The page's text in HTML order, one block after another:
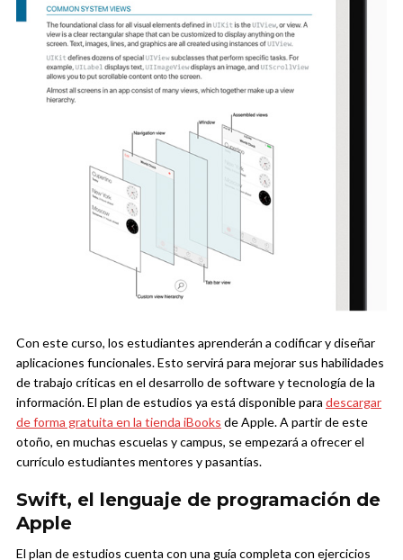
Con este curso, los estudiantes aprenderán a codificar y diseñar
aplicaciones funcionales. Esto servirá para mejorar sus habilidades
de trabajo críticas en el desarrollo de software y tecnología de la
información. El plan de estudios ya está disponible para descargar
de forma gratuita en la tienda iBooks de Apple. A partir de este
otoño, en muchas escuelas y campus, se empezará a ofrecer el
currículo estudiantes mentores y pasantías.
Swift, el lenguaje de programación de
Apple
El plan de estudios cuenta con una guía completa con ejercicios